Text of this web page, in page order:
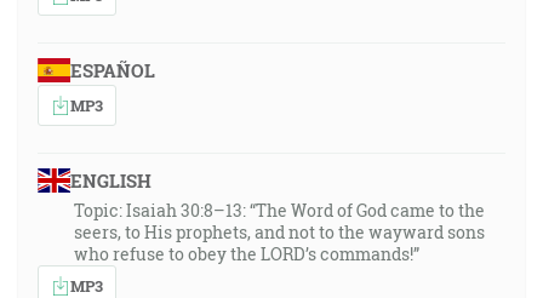
ESPAÑOL
MP3
ENGLISH
Topic: Isaiah 30:8–13: “The Word of God came to the
seers, to His prophets, and not to the wayward sons
who refuse to obey the LORD’s commands!”
MP3